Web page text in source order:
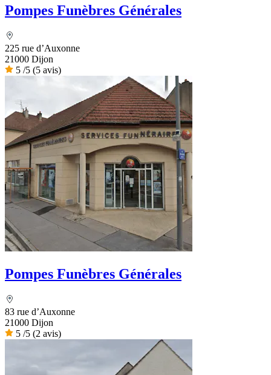
Pompes Funèbres Générales
225 rue d’Auxonne
21000 Dijon
5 /5 (5 avis)
Pompes Funèbres Générales
83 rue d’Auxonne
21000 Dijon
5 /5 (2 avis)